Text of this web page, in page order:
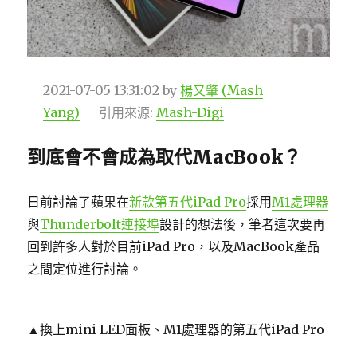
2021-07-05 13:31:02 by楊又肇 (Mash
Yang)
引用來源: Mash-Digi
到底會不會成為取代MacBook？
日前討論了蘋果在新款第五代iPad Pro採用M1處理器
與Thunderbolt連接埠設計的想法後，筆者這次要再
回到許多人對於目前iPad Pro，以及MacBook產品
之間定位進行討論。
▲換上mini LED面板、M1處理器的第五代iPad Pro